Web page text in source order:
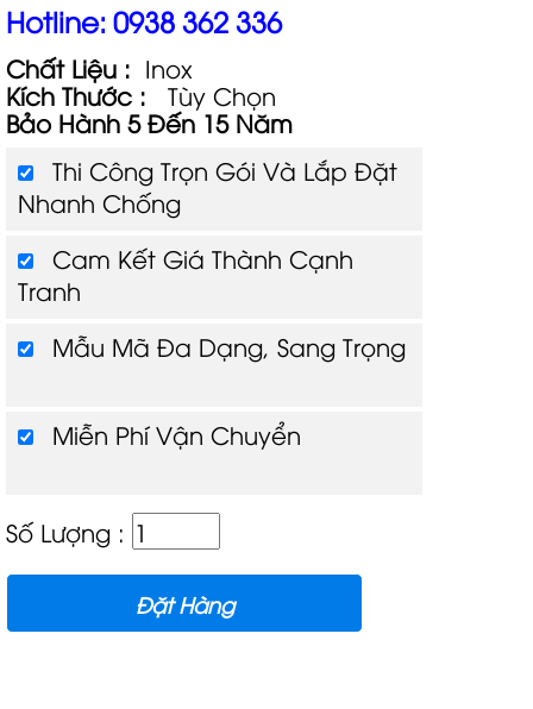
Hotline: 0938 362 336
Chất Liệu : Inox
Kích Thước : Tùy Chọn
Bảo Hành 5 Đến 15 Năm
Thi Công Trọn Gói Và Lắp Đặt
Nhanh Chống
Cam Kết Giá Thành Cạnh
Tranh
Mẫu Mã Đa Dạng, Sang Trọng
Miễn Phí Vận Chuyển
Số Lượng :
Đặt Hàng